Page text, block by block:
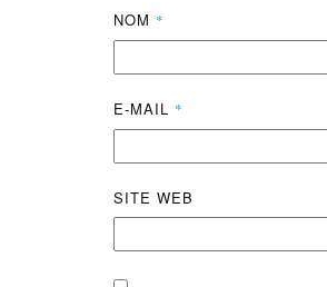
NOM *
E-MAIL *
SITE WEB